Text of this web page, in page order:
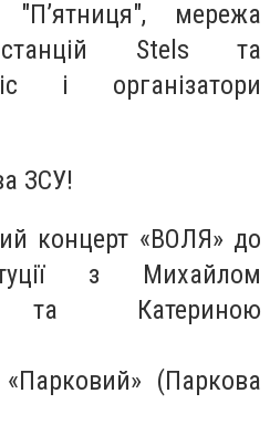
"П’ятниця", мережа
станцій Stels та
і організатори
ЗСУ!
концерт «ВОЛЯ» до
з Михайлом
та Катериною
(Паркова